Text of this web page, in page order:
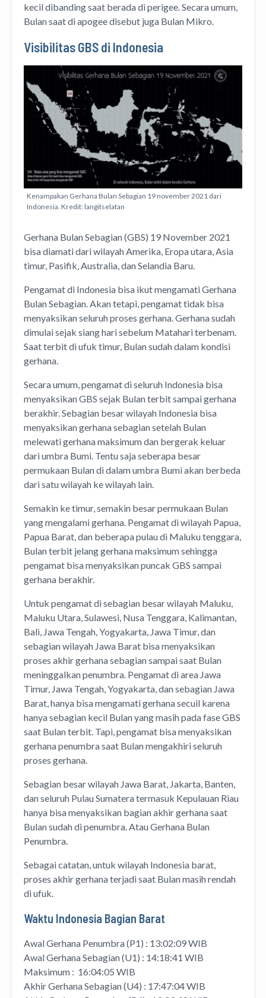
kecil dibanding saat berada di perigee. Secara umum,
Bulan saat di apogee disebut juga Bulan Mikro.
Visibilitas GBS di Indonesia
Kenampakan Gerhana Bulan Sebagian 19 november 2021 dari
Indonesia. Kredit: langitselatan
Gerhana Bulan Sebagian (GBS) 19 November 2021
bisa diamati dari wilayah Amerika, Eropa utara, Asia
timur, Pasifik, Australia, dan Selandia Baru.
Pengamat di Indonesia bisa ikut mengamati Gerhana
Bulan Sebagian. Akan tetapi, pengamat tidak bisa
menyaksikan seluruh proses gerhana. Gerhana sudah
dimulai sejak siang hari sebelum Matahari terbenam.
Saat terbit di ufuk timur, Bulan sudah dalam kondisi
gerhana.
Secara umum, pengamat di seluruh Indonesia bisa
menyaksikan GBS sejak Bulan terbit sampai gerhana
berakhir. Sebagian besar wilayah Indonesia bisa
menyaksikan gerhana sebagian setelah Bulan
melewati gerhana maksimum dan bergerak keluar
dari umbra Bumi. Tentu saja seberapa besar
permukaan Bulan di dalam umbra Bumi akan berbeda
dari satu wilayah ke wilayah lain.
Semakin ke timur, semakin besar permukaan Bulan
yang mengalami gerhana. Pengamat di wilayah Papua,
Papua Barat, dan beberapa pulau di Maluku tenggara,
Bulan terbit jelang gerhana maksimum sehingga
pengamat bisa menyaksikan puncak GBS sampai
gerhana berakhir.
Untuk pengamat di sebagian besar wilayah Maluku,
Maluku Utara, Sulawesi, Nusa Tenggara, Kalimantan,
Bali, Jawa Tengah, Yogyakarta, Jawa Timur, dan
sebagian wilayah Jawa Barat bisa menyaksikan
proses akhir gerhana sebagian sampai saat Bulan
meninggalkan penumbra. Pengamat di area Jawa
Timur, Jawa Tengah, Yogyakarta, dan sebagian Jawa
Barat, hanya bisa mengamati gerhana secuil karena
hanya sebagian kecil Bulan yang masih pada fase GBS
saat Bulan terbit. Tapi, pengamat bisa menyaksikan
gerhana penumbra saat Bulan mengakhiri seluruh
proses gerhana.
Sebagian besar wilayah Jawa Barat, Jakarta, Banten,
dan seluruh Pulau Sumatera termasuk Kepulauan Riau
hanya bisa menyaksikan bagian akhir gerhana saat
Bulan sudah di penumbra. Atau Gerhana Bulan
Penumbra.
Sebagai catatan, untuk wilayah Indonesia barat,
proses akhir gerhana terjadi saat Bulan masih rendah
di ufuk.
Waktu Indonesia Bagian Barat
Awal Gerhana Penumbra (P1) : 13:02:09 WIB
Awal Gerhana Sebagian (U1) : 14:18:41 WIB
Maksimum : 16:04:05 WIB
Akhir Gerhana Sebagian (U4) : 17:47:04 WIB